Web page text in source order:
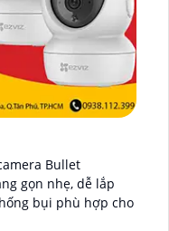
Bullet
gọn nhẹ, dễ lắp
bụi phù hợp cho